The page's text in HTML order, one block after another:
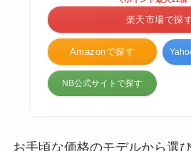
Amazonで探す
楽天市場で探
NB公式サイトで探す
お手頃な価格のモデルから選